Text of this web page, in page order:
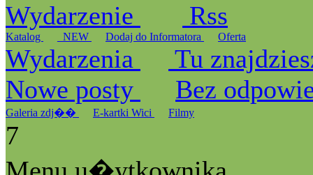
Wydarzenie
Rss
Katalog _NEW Dodaj do Informatora Oferta
Wydarzenia
Tu
Nowe posty
Bez
Galeria zdj�� E-kartki Wici Filmy
7